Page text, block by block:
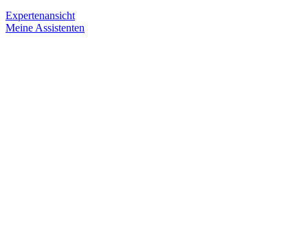
Expertenansicht
Meine Assistenten